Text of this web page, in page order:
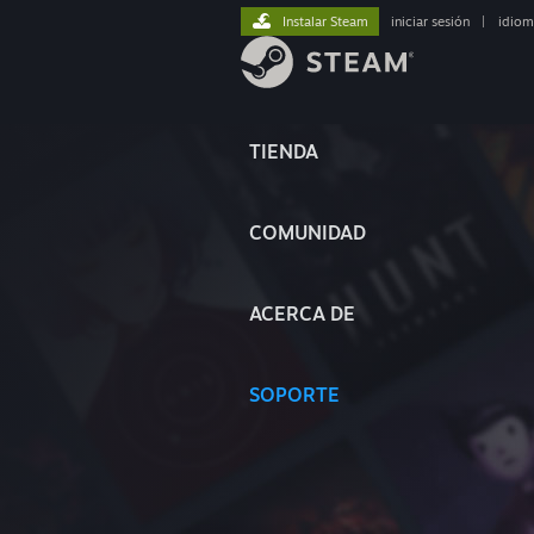
TIENDA
COMUNIDAD
ACERCA DE
SOPORTE
Instalar Steam iniciar sesión